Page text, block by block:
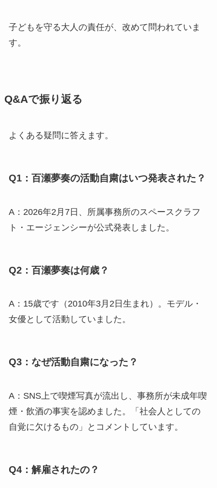
子どもを守る大人の責任が、改めて問われていま
す。
Q&Aで振り返る
よくある疑問に答えます。
Q1：百瀬夢奏の活動自粛はいつ発表された？
A：2026年2月7日、所属事務所のスペースクラフ
ト・エージェンシーが公式発表しました。
Q2：百瀬夢奏は何歳？
A：15歳です（2010年3月2日生まれ）。モデル・
女優として活動していました。
Q3：なぜ活動自粛になった？
A：SNS上で喫煙写真が流出し、事務所が未成年喫
煙・飲酒の事実を認めました。「社会人としての
自覚に欠けるもの」とコメントしています。
Q4：解雇されたの？